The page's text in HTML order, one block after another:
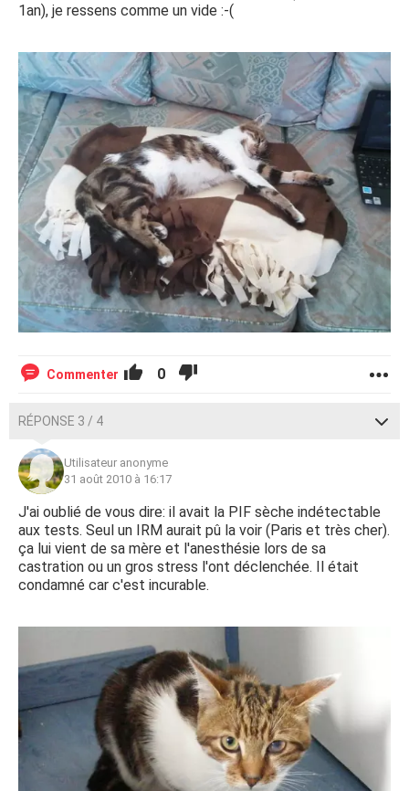
1an), je ressens comme un vide :-(
Commenter 0
RÉPONSE 3 / 4
Utilisateur anonyme
31 août 2010 à 16:17
J'ai oublié de vous dire: il avait la PIF sèche indétectable
aux tests. Seul un IRM aurait pû la voir (Paris et très cher).
ça lui vient de sa mère et l'anesthésie lors de sa
castration ou un gros stress l'ont déclenchée. Il était
condamné car c'est incurable.